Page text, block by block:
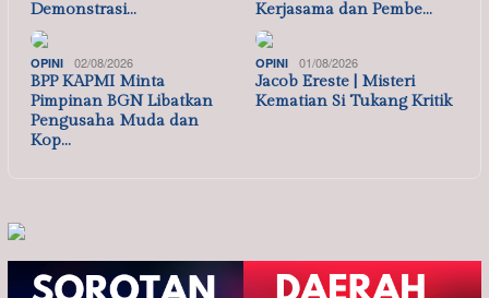
Demonstrasi…
Kerjasama dan Pembe…
OPINI 02/08/2026
BPP KAPMI Minta
Pimpinan BGN Libatkan
Pengusaha Muda dan
Kop…
OPINI 01/08/2026
Jacob Ereste | Misteri
Kematian Si Tukang Kritik